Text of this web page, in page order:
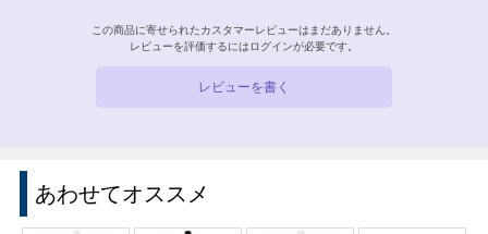
この商品に寄せられたカスタマーレビューはまだありません。
レビューを評価するには ログインが必要です。
レビューを書く
あわせてオススメ